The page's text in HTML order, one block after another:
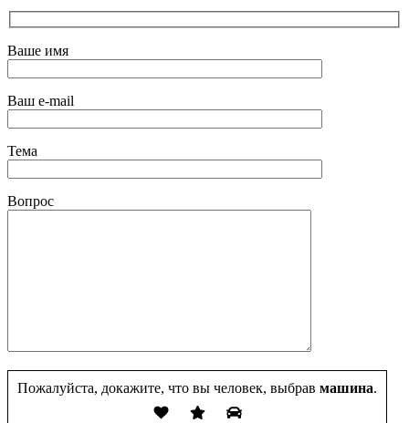
Ваше имя
Ваш e-mail
Тема
Вопрос
Пожалуйста, докажите, что вы человек, выбрав машина.